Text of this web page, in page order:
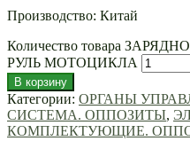
Производство: Китай
Количество товара
РУЛЬ МОТОЦИКЛА
В корзину
Категории: ОРГАНЫ
СИСТЕМА. ОППОЗИТЫ,
КОМПЛЕКТУЮЩИЕ.